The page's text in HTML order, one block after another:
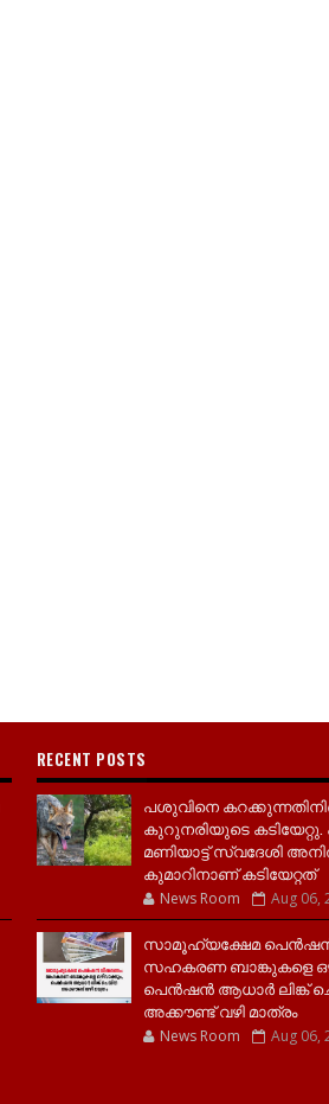
RECENT POSTS
പശുവിനെ
കുറുനരിയുടെ കടിയേറ്റു.
മണിയാട്ട് സ്വദേശി
കുമാറിനാണ് കടിയേറ്റത്
News Room Aug 06,
സാമൂ​ഹ്യക്ഷേമ പെൻഷൻ
സഹകരണ ബാങ്കുകളെ
പെൻഷൻ ആധാർ‌ ലിങ്ക്
അക്കൗണ്ട് വഴി മാത്രം
News Room Aug 06,